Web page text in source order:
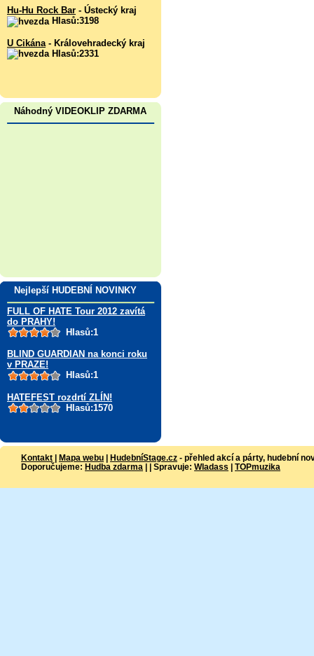
Hu-Hu Rock Bar - Ústecký kraj
Hlasů:3198
U Cikána - Královehradecký kraj
Hlasů:2331
Náhodný VIDEOKLIP ZDARMA
Nejlepší HUDEBNÍ NOVINKY
FULL OF HATE Tour 2012 zavítá
do PRAHY!
Hlasů:1
BLIND GUARDIAN na konci roku
v PRAZE!
Hlasů:1
HATEFEST rozdrtí ZLÍN!
Hlasů:1570
Kontakt | Mapa webu | HudebníStage.cz - přehled akcí a párty, hudební
Doporučujeme: Hudba zdarma | | Spravuje: Wladass | TOPmuzika